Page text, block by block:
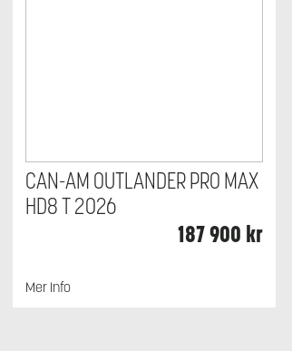
CAN-AM OUTLANDER PRO MAX
HD8 T 2026
187 900 kr
Mer Info